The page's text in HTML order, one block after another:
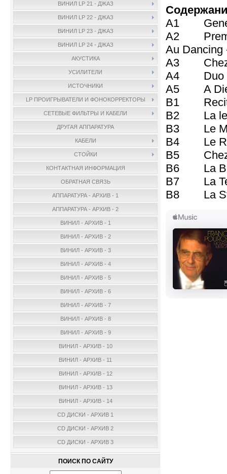
ВИНИЛ LP 21 - ДЖАЗ
ВИНИЛ LP 22 - ДЖАЗ
ВИНИЛ LP 23 - ДЖАЗ
ВИНИЛ LP 24 - ДЖАЗ
АКУСТИКА
УСИЛИТЕЛИ
ИСТОЧНИКИ
LP ПРОИГРЫВАТЕЛИ И ФОНОКОРРЕКТОРЫ
СЕТЕВЫЕ ФИЛЬТРЫ И КАБЕЛИ
ДРУГАЯ АППАРАТУРА
КАБЕЛИ
СТОЙКИ
КОНТАКТНАЯ ИНФОРМАЦИЯ
ОБРАТНАЯ СВЯЗЬ
АППАРАТУРА - АРХИВ - 1
АППАРАТУРА - АРХИВ - 2
ВИНИЛ - АРХИВ - 1
ВИНИЛ - АРХИВ - 2
ВИНИЛ - АРХИВ - 3
ВИНИЛ - АРХИВ - 4
ВИНИЛ - АРХИВ - 5
ВИНИЛ - АРХИВ - 6
ВИНИЛ - АРХИВ - 7
ВИНИЛ - АРХИВ - 8
ВИНИЛ - АРХИВ - 9
ВИНИЛ - АРХИВ - 10
ВИНИЛ - АРХИВ - 11
ВИНИЛ - АРХИВ - 12
ВИНИЛ - АРХИВ - 13
ВИНИЛ - АРХИВ - 14
CD ДИСКИ - АРХИВ 1
CD ДИСКИ - АРХИВ 2
CD ДИСКИ - АРХИВ 3
ПОИСК ПО САЙТУ
A1
A2
Au Dancing
A3 Chez
A4 Duo
A5 A
B1 Recit
B2 La
B3 Le
B4 Le
B5 Chez
B6 La
B7 La
B8 La